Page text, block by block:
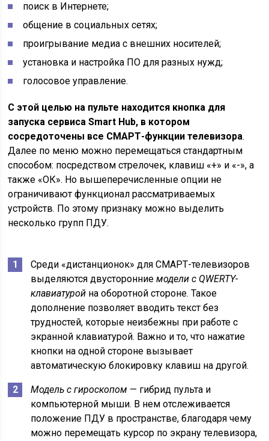
поиск в Интернете;
общение в социальных сетях;
проигрывание медиа с внешних носителей;
установка и настройка ПО для разных нужд;
голосовое управление.
С этой целью на пульте находится кнопка для
запуска сервиса Smart Hub, в котором
сосредоточены все СМАРТ-функции телевизора.
Далее по меню можно перемещаться стандартным
способом: посредством стрелочек, клавиш «+» и «-», а
также «ОК». Но вышеперечисленные опции не
ограничивают функционал рассматриваемых
устройств. По этому признаку можно выделить
несколько групп ПДУ.
Среди «дистанционок» для СМАРТ-телевизоров
выделяются двусторонниемодели с QWERTY-
клавиатурой на оборотной стороне. Такое
дополнение позволяет вводить текст без
трудностей, которые неизбежны при работе с
экранной клавиатурой. Важно и то, что нажатие
кнопки на одной стороне вызывает
автоматическую блокировку клавиш на другой.
Модель с гироскопом — гибрид пульта и
компьютерной мыши. В нем отслеживается
положение ПДУ в пространстве, благодаря чему
можно перемещать курсор по экрану телевизора,